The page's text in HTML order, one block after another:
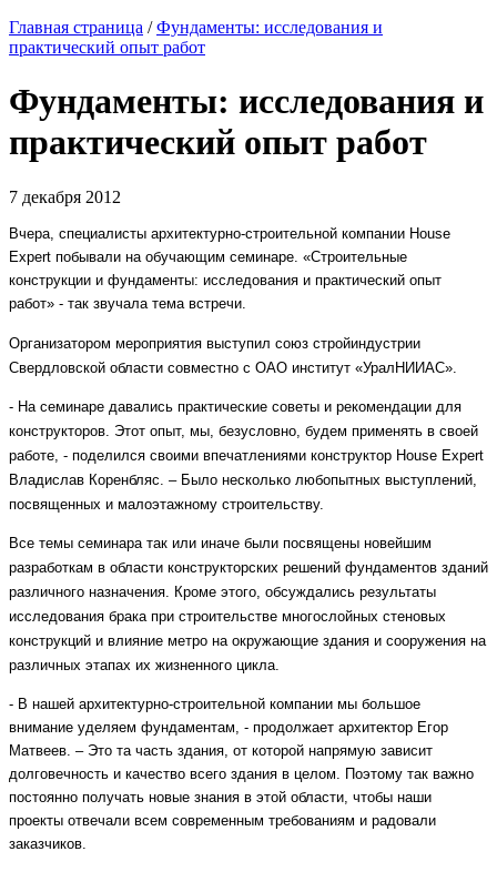
Главная страница / Фундаменты: исследования и
практический опыт работ
Фундаменты: исследования и
практический опыт работ
7 декабря 2012
Вчера, специалисты архитектурно-строительной компании House
Expert побывали на обучающим семинаре. «Строительные
конструкции и фундаменты: исследования и практический опыт
работ» - так звучала тема встречи.
Организатором мероприятия выступил союз стройиндустрии
Свердловской области совместно с ОАО институт «УралНИИАС».
- На семинаре давались практические советы и рекомендации для
конструкторов. Этот опыт, мы, безусловно, будем применять в своей
работе, - поделился своими впечатлениями конструктор House Expert
Владислав Коренбляс. – Было несколько любопытных выступлений,
посвященных и малоэтажному строительству.
Все темы семинара так или иначе были посвящены новейшим
разработкам в области конструкторских решений фундаментов зданий
различного назначения. Кроме этого, обсуждались результаты
исследования брака при строительстве многослойных стеновых
конструкций и влияние метро на окружающие здания и сооружения на
различных этапах их жизненного цикла.
- В нашей архитектурно-строительной компании мы большое
внимание уделяем фундаментам, - продолжает архитектор Егор
Матвеев. – Это та часть здания, от которой напрямую зависит
долговечность и качество всего здания в целом. Поэтому так важно
постоянно получать новые знания в этой области, чтобы наши
проекты отвечали всем современным требованиям и радовали
заказчиков.